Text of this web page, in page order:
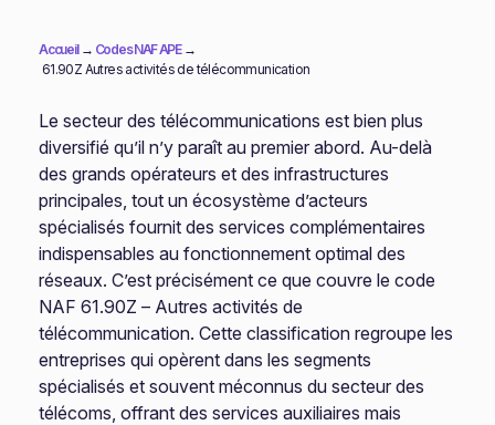
Accueil→ Codes NAF APE→
61.90Z Autres activités de télécommunication
Le secteur des télécommunications est bien plus
diversifié qu’il n’y paraît au premier abord. Au-delà
des grands opérateurs et des infrastructures
principales, tout un écosystème d’acteurs
spécialisés fournit des services complémentaires
indispensables au fonctionnement optimal des
réseaux. C’est précisément ce que couvre le code
NAF 61.90Z – Autres activités de
télécommunication. Cette classification regroupe les
entreprises qui opèrent dans les segments
spécialisés et souvent méconnus du secteur des
télécoms, offrant des services auxiliaires mais